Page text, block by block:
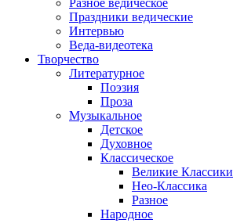
Разное ведическое
Праздники ведические
Интервью
Веда-видеотека
Творчество
Литературное
Поэзия
Проза
Музыкальное
Детское
Духовное
Классическое
Великие Классики
Нео-Классика
Разное
Народное